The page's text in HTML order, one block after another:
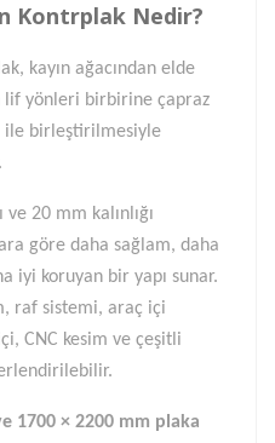
Kontrplak Nedir?
kayın ağacından elde
lif yönleri birbirine çapraz
ile birleştirilmesiyle
ve 20 mm kalınlığı
göre daha sağlam, daha
iyi koruyan bir yapı sunar.
raf sistemi, araç içi
CNC kesim ve çeşitli
1700 × 2200 mm plaka